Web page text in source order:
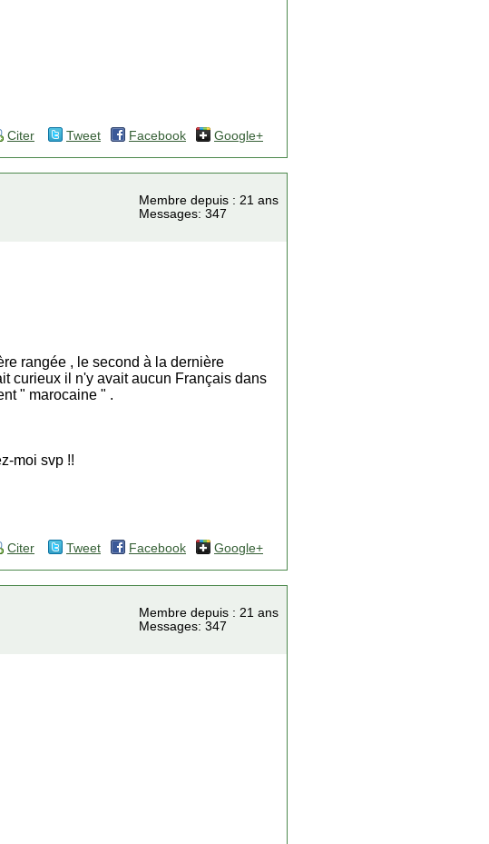
Citer Tweet Facebook Google+
Membre depuis : 21 ans
Messages: 347
rangée , le second à la dernière
curieux il n'y avait aucun Français dans
" marocaine " .
moi svp !!
Citer Tweet Facebook Google+
Membre depuis : 21 ans
Messages: 347